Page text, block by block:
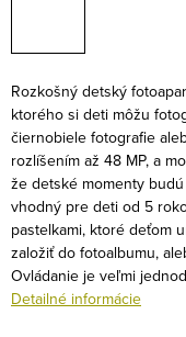
Rozkošný detský
ktorého si deti môžu
čiernobiele fotografie
rozlíšením až 48 MP, a
že detské momenty
vhodný pre deti od 5
pastelkami, ktoré deťom
založiť do fotoalbumu,
Ovládanie je veľmi
Detailné informácie